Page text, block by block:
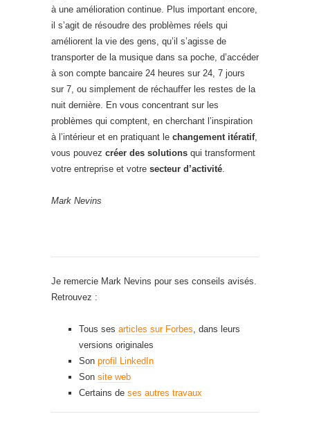
à une amélioration continue. Plus important encore,
il s’agit de résoudre des problèmes réels qui
améliorent la vie des gens, qu’il s’agisse de
transporter de la musique dans sa poche, d’accéder
à son compte bancaire 24 heures sur 24, 7 jours
sur 7, ou simplement de réchauffer les restes de la
nuit dernière. En vous concentrant sur les
problèmes qui comptent, en cherchant l’inspiration
à l’intérieur et en pratiquant le changement itératif,
vous pouvez créer des solutions qui transforment
votre entreprise et votre secteur d’activité.
Mark Nevins
Je remercie Mark Nevins pour ses conseils avisés.
Retrouvez :
Tous ses articles sur Forbes, dans leurs
versions originales
Son profil LinkedIn
Son site web
Certains de ses autres travaux